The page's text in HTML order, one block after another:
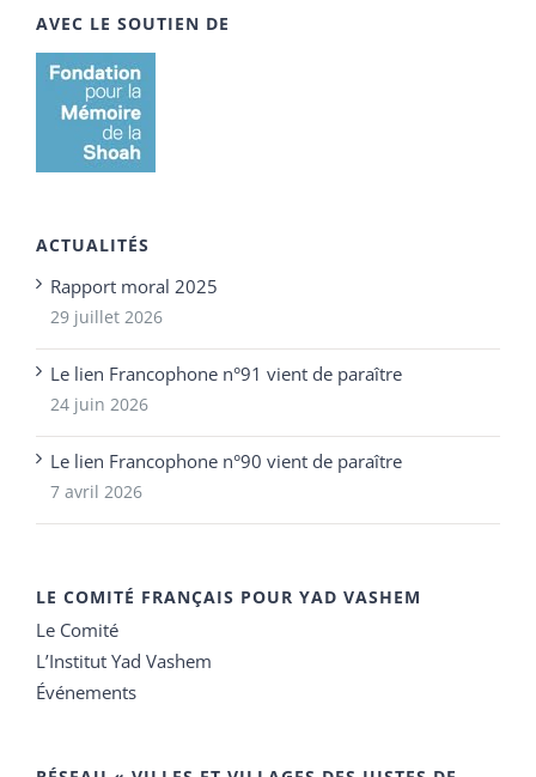
AVEC LE SOUTIEN DE
ACTUALITÉS
Rapport moral 2025
29 juillet 2026
Le lien Francophone n°91 vient de paraître
24 juin 2026
Le lien Francophone n°90 vient de paraître
7 avril 2026
LE COMITÉ FRANÇAIS POUR YAD VASHEM
Le Comité
L’Institut Yad Vashem
Événements